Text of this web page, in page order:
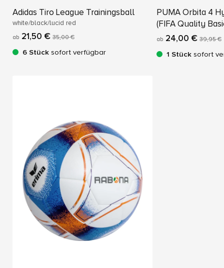
Adidas Tiro League Trainingsball
white/black/lucid red
ab 21,50 € 35,00 €
6 Stück sofort verfügbar
PUMA Orbita 4
(FIFA Quality
ab 24,00 € 39,95 €
1 Stück sofort